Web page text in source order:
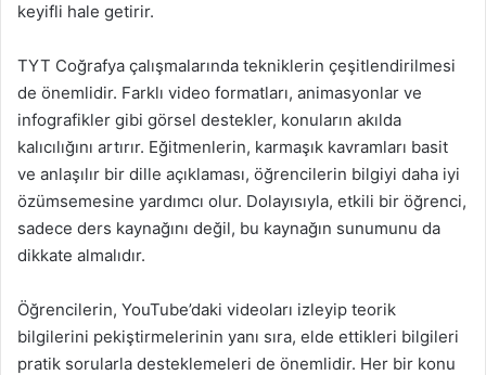
keyifli hale getirir.
TYT Coğrafya çalışmalarında tekniklerin çeşitlendirilmesi
de önemlidir. Farklı video formatları, animasyonlar ve
infografikler gibi görsel destekler, konuların akılda
kalıcılığını artırır. Eğitmenlerin, karmaşık kavramları basit
ve anlaşılır bir dille açıklaması, öğrencilerin bilgiyi daha iyi
özümsemesine yardımcı olur. Dolayısıyla, etkili bir öğrenci,
sadece ders kaynağını değil, bu kaynağın sunumunu da
dikkate almalıdır.
Öğrencilerin, YouTube’daki videoları izleyip teorik
bilgilerini pekiştirmelerinin yanı sıra, elde ettikleri bilgileri
pratik sorularla desteklemeleri de önemlidir. Her bir konu